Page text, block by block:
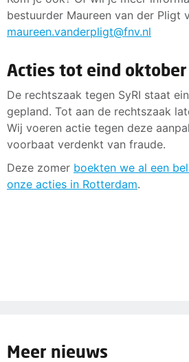
bestuurder Maureen van der Pligt
maureen.vanderpligt@fnv.nl
Acties tot eind oktober
De rechtszaak tegen SyRI staat
gepland. Tot aan de rechtszaak
Wij voeren actie tegen deze
voorbaat verdenkt van fraude.
Deze zomer boekten we al een
onze acties in Rotterdam.
Meer nieuws